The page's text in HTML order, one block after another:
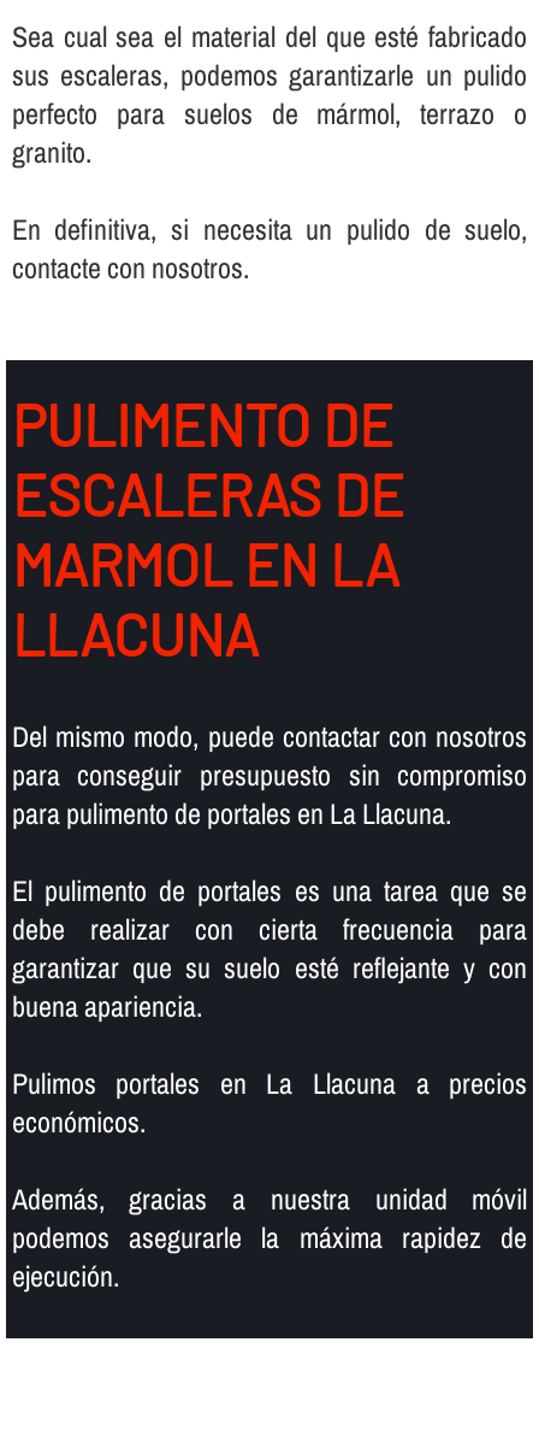
Sea cual sea el material del que esté fabricado
sus escaleras, podemos garantizarle un pulido
perfecto para suelos de mármol, terrazo o
granito.
En definitiva, si necesita un pulido de suelo,
contacte con nosotros.
PULIMENTO DE
ESCALERAS DE
MARMOL EN LA
LLACUNA
Del mismo modo, puede contactar con nosotros
para conseguir presupuesto sin compromiso
para pulimento de portales en La Llacuna.
El pulimento de portales es una tarea que se
debe realizar con cierta frecuencia para
garantizar que su suelo esté reflejante y con
buena apariencia.
Pulimos portales en La Llacuna a precios
económicos.
Además, gracias a nuestra unidad móvil
podemos asegurarle la máxima rapidez de
ejecución.